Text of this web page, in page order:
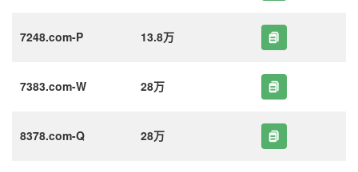
7248.com-P 13.8万
7383.com-W 28万
8378.com-Q 28万